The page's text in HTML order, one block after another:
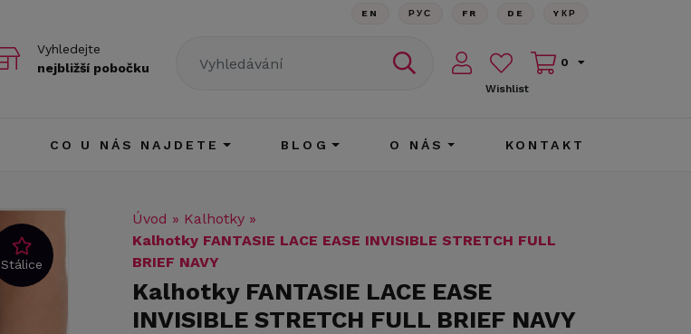
Vyhledejte
nejbližší pobočku
EN РУС FR DE YКР
Wishlist
0
CO U NÁS NAJDETE BLOG O NÁS KONTAKT
Stálice
Úvod » Kalhotky »
Kalhotky FANTASIE LACE EASE INVISIBLE STRETCH FULL
BRIEF NAVY
Kalhotky FANTASIE LACE EASE
INVISIBLE STRETCH FULL BRIEF NAVY